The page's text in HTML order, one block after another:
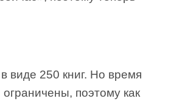
виде 250 книг. Но время
поэтому как